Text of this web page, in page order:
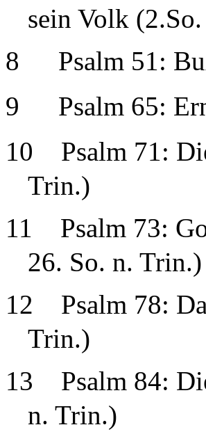
sein Volk (2.So.
8
Psalm 51:
9
Psalm 65:
10
Psalm 71:
Trin.)
11
Psalm 73:
26. So. n. Trin.)
12
Psalm 78:
Trin.)
13
Psalm 84:
n. Trin.)